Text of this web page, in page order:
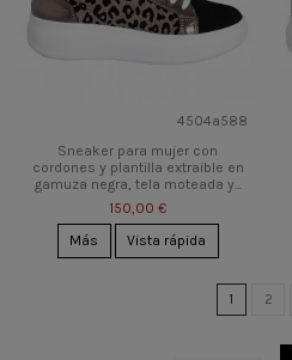
4504a588
Sneaker para mujer con
cordones y plantilla extraible en
gamuza negra, tela moteada y...
150,00 €
Más
Vista rápida
1 2